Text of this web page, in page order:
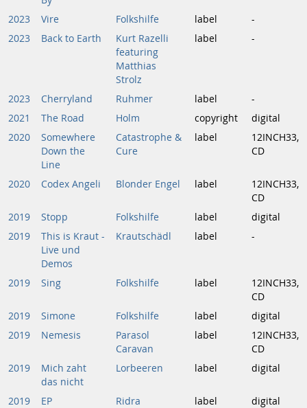
2023 Vire Folkshilfe label
-
2023
Back to Earth
Kurt Razelli
featuring
Matthias
Strolz
label -
2023 Cherryland Ruhmer label
-
2021
The Road Holm copyright
digital
2020
Somewhere
Down the
Line
Catastrophe &
Cure
label
12INCH33,
CD
2020 Codex Angeli Blonder Engel label
12INCH33,
CD
2019
Stopp Folkshilfe label
digital
2019
This is Kraut -
Live und
Demos
Krautschädl label -
2019 Sing Folkshilfe label
12INCH33,
CD
2019
Simone Folkshilfe label
digital
2019
Nemesis
Parasol
Caravan
label
12INCH33,
CD
2019
Mich zaht
das nicht
Lorbeeren label digital
2019 EP Ridra label
digital